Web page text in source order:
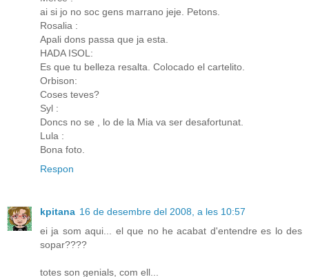
ai si jo no soc gens marrano jeje. Petons.
Rosalia :
Apali dons passa que ja esta.
HADA ISOL:
Es que tu belleza resalta. Colocado el cartelito.
Orbison:
Coses teves?
Syl :
Doncs no se , lo de la Mia va ser desafortunat.
Lula :
Bona foto.
Respon
kpitana 16 de desembre del 2008, a les 10:57
ei ja som aqui... el que no he acabat d'entendre es lo des
sopar????
totes son genials, com ell...